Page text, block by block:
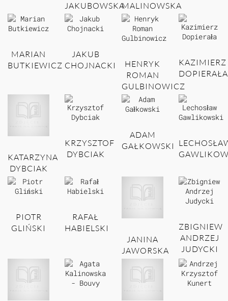
JAKUBOWSKAMALINOWSKA
MARIAN
BUTKIEWICZ
JAKUB
CHOJNACKI
HENRYK
ROMAN
GULBINOWICZ
KAZIMIERZ
DOPIERAŁA
KATARZYNA
DYBCIAK
KRZYSZTOF
DYBCIAK
ADAM
GAŁKOWSKI
PIOTR
GLIŃSKI
RAFAŁ
HABIELSKI
JANINA
JAWORSKA
ZBIGNIEW
ANDRZEJ
JUDYCKI